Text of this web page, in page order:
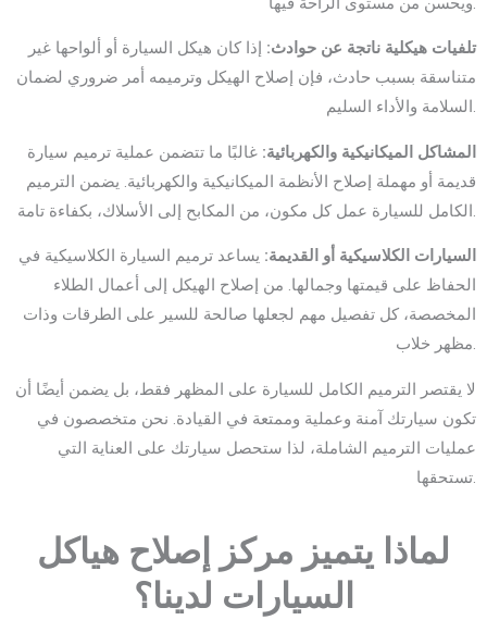
تلفيات هيكلية ناتجة عن حوادث: إذا كان هيكل السيارة أو ألواحها غير
متناسقة بسبب حادث، فإن إصلاح الهيكل وترميمه أمر ضروري لضمان
السلامة والأداء السليم.
المشاكل الميكانيكية والكهربائية: غالبًا ما تتضمن عملية ترميم سيارة
قديمة أو مهملة إصلاح الأنظمة الميكانيكية والكهربائية. يضمن الترميم
الكامل للسيارة عمل كل مكون، من المكابح إلى الأسلاك، بكفاءة تامة.
السيارات الكلاسيكية أو القديمة: يساعد ترميم السيارة الكلاسيكية في
الحفاظ على قيمتها وجمالها. من إصلاح الهيكل إلى أعمال الطلاء
المخصصة، كل تفصيل مهم لجعلها صالحة للسير على الطرقات وذات
مظهر خلاب.
لا يقتصر الترميم الكامل للسيارة على المظهر فقط، بل يضمن أيضًا أن
تكون سيارتك آمنة وعملية وممتعة في القيادة. نحن متخصصون في
عمليات الترميم الشاملة، لذا ستحصل سيارتك على العناية التي
تستحقها.
لماذا يتميز مركز إصلاح هياكل
السيارات لدينا؟